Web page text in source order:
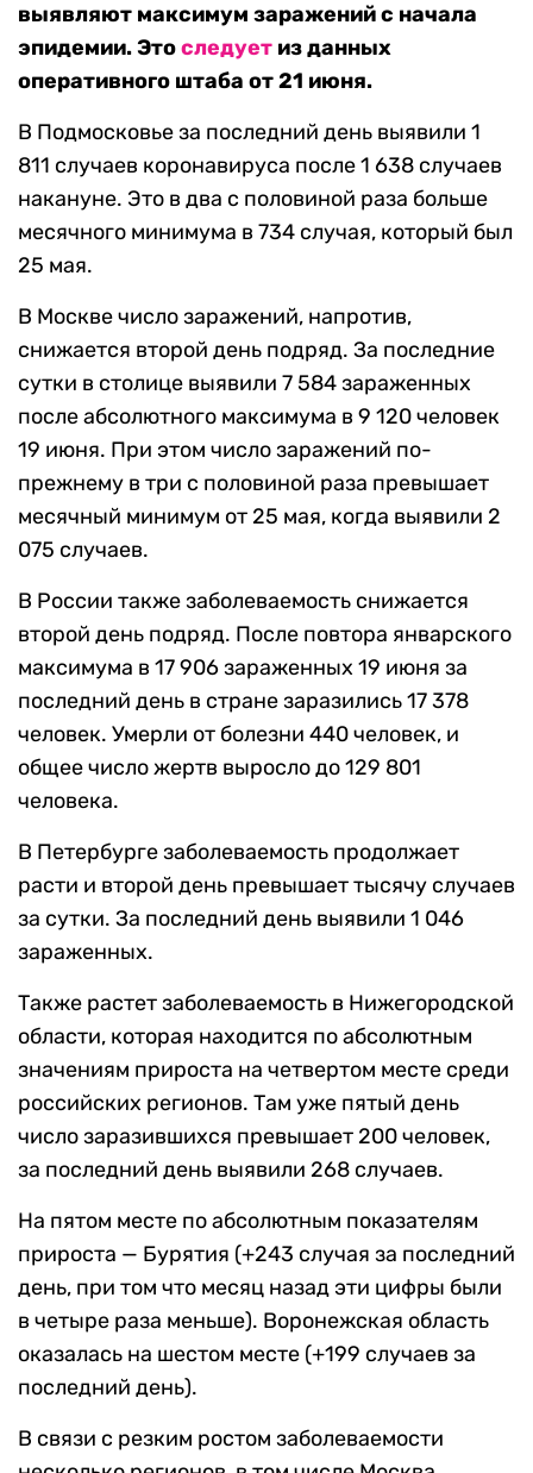
выявляют максимум заражений с начала
эпидемии. Этоследует из данных
оперативного штаба от 21 июня.
В Подмосковье за последний день выявили 1
811 случаев коронавируса после 1 638 случаев
накануне. Это в два с половиной раза больше
месячного минимума в 734 случая, который был
25 мая.
В Москве число заражений, напротив,
снижается второй день подряд. За последние
сутки в столице выявили 7 584 зараженных
после абсолютного максимума в 9 120 человек
19 июня. При этом число заражений по-
прежнему в три с половиной раза превышает
месячный минимум от 25 мая, когда выявили 2
075 случаев.
В России также заболеваемость снижается
второй день подряд. После повтора январского
максимума в 17 906 зараженных 19 июня за
последний день в стране заразились 17 378
человек. Умерли от болезни 440 человек, и
общее число жертв выросло до 129 801
человека.
В Петербурге заболеваемость продолжает
расти и второй день превышает тысячу случаев
за сутки. За последний день выявили 1 046
зараженных.
Также растет заболеваемость в Нижегородской
области, которая находится по абсолютным
значениям прироста на четвертом месте среди
российских регионов. Там уже пятый день
число заразившихся превышает 200 человек,
за последний день выявили 268 случаев.
На пятом месте по абсолютным показателям
прироста — Бурятия (+243 случая за последний
день, при том что месяц назад эти цифры были
в четыре раза меньше). Воронежская область
оказалась на шестом месте (+199 случаев за
последний день).
В связи с резким ростом заболеваемости